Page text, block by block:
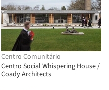
Centro Comunitário
Centro Social Whispering House /
Coady Architects